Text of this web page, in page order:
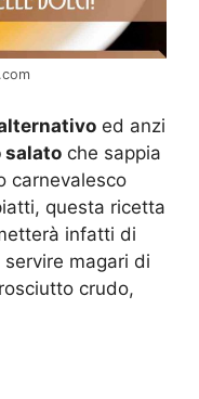
ed anzi
salato che sappia
carnevalesco
questa ricetta
infatti di
magari di
crudo,